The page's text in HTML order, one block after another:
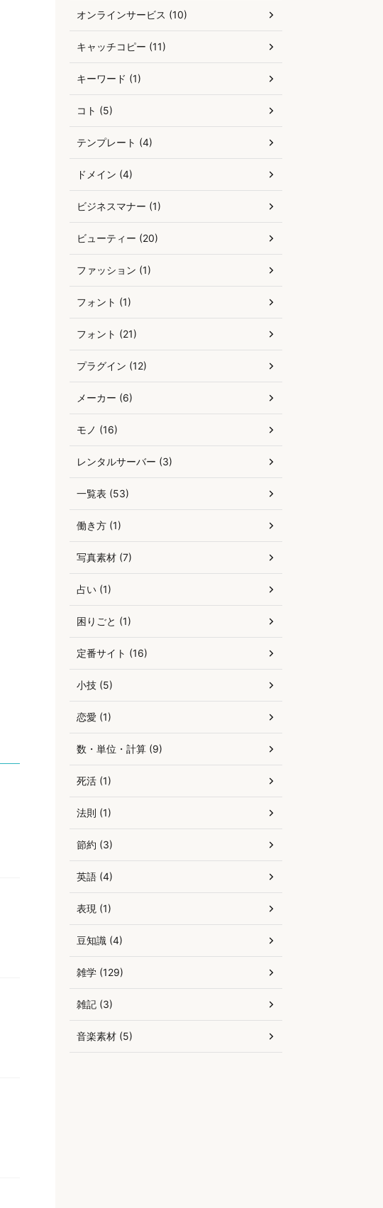
オンラインサービス (10)
キャッチコピー (11)
キーワード (1)
コト (5)
テンプレート (4)
ドメイン (4)
ビジネスマナー (1)
ビューティー (20)
ファッション (1)
フォント (1)
フォント (21)
プラグイン (12)
メーカー (6)
モノ (16)
レンタルサーバー (3)
一覧表 (53)
働き方 (1)
写真素材 (7)
占い (1)
困りごと (1)
定番サイト (16)
小技 (5)
恋愛 (1)
数・単位・計算 (9)
死活 (1)
法則 (1)
節約 (3)
英語 (4)
表現 (1)
豆知識 (4)
雑学 (129)
雑記 (3)
音楽素材 (5)